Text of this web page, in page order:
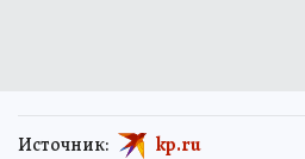
Источник: kp.ru